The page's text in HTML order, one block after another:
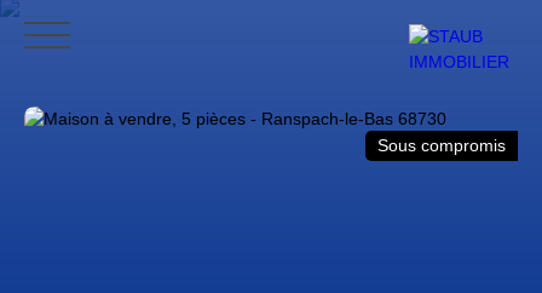
ACCUEIL ACHETER VENDRE NOS AVIS CONTACT
Sous compromis